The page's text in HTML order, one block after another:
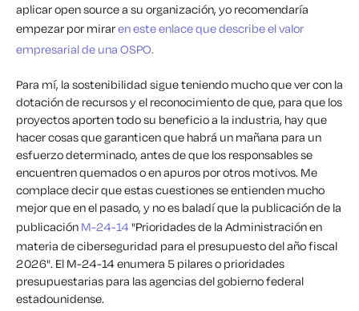
aplicar open source a su organización, yo recomendaría
empezar por miraren este enlace que describe el valor
empresarial de una OSPO.
Para mí, la sostenibilidad sigue teniendo mucho que ver con la
dotación de recursos y el reconocimiento de que, para que los
proyectos aporten todo su beneficio a la industria, hay que
hacer cosas que garanticen que habrá un mañana para un
esfuerzo determinado, antes de que los responsables se
encuentren quemados o en apuros por otros motivos. Me
complace decir que estas cuestiones se entienden mucho
mejor que en el pasado, y no es baladí que la publicación de la
publicación M-24-14 "Prioridades de la Administración en
materia de ciberseguridad para el presupuesto del año fiscal
2026". El M-24-14 enumera 5 pilares o prioridades
presupuestarias para las agencias del gobierno federal
estadounidense.